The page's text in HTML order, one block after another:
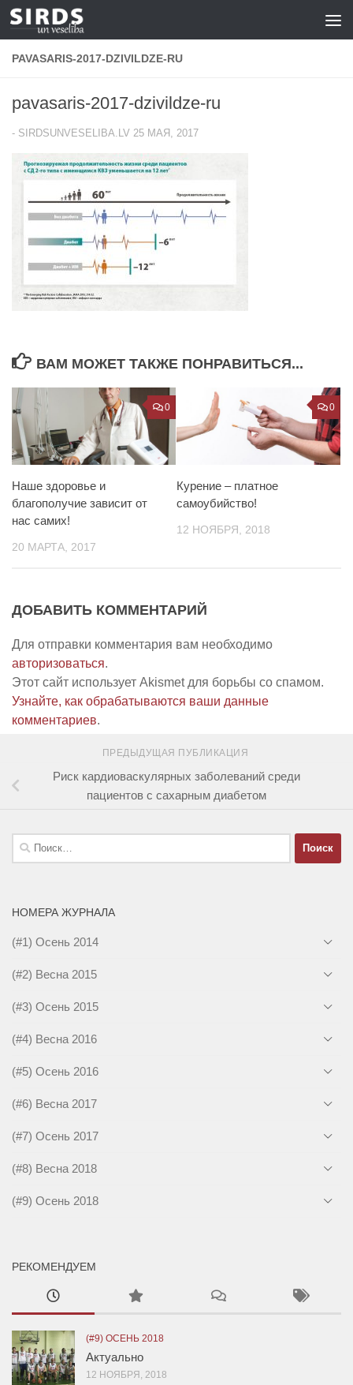
Перейти к содержимому
PAVASARIS-2017-DZIVILDZE-RU
pavasaris-2017-dzivildze-ru
- SIRDSUNVESELIBA.LV 25 МАЯ, 2017
ВАМ МОЖЕТ ТАКЖЕ ПОНРАВИТЬСЯ...
0
Наше здоровье и
благополучие зависит от
нас самих!
20 МАРТА, 2017
0
Курение – платное
самоубийство!
12 НОЯБРЯ, 2018
ДОБАВИТЬ КОММЕНТАРИЙ
Для отправки комментария вам необходимо
авторизоваться.
Этот сайт использует Akismet для борьбы со спамом.
Узнайте, как обрабатываются ваши данные
комментариев.
ПРЕДЫДУЩАЯ ПУБЛИКАЦИЯ
Риск кардиоваскулярных заболеваний среди
пациентов с сахарным диабетом
Найти:
НОМЕРА ЖУРНАЛА
(#1) Осень 2014
(#2) Весна 2015
(#3) Осень 2015
(#4) Весна 2016
(#5) Осень 2016
(#6) Весна 2017
(#7) Осень 2017
(#8) Весна 2018
(#9) Осень 2018
РЕКОМЕНДУЕМ
(#9) ОСЕНЬ 2018
Актуально
12 НОЯБРЯ, 2018